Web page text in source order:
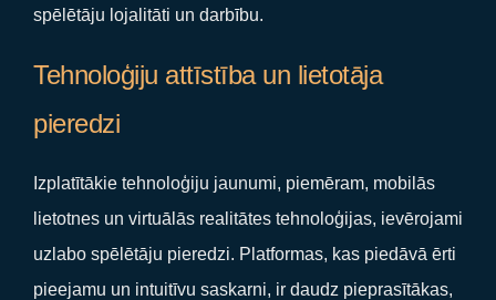
spēlētāju lojalitāti un darbību.
Tehnoloģiju attīstība un lietotāja
pieredzi
Izplatītākie tehnoloģiju jaunumi, piemēram, mobilās
lietotnes un virtuālās realitātes tehnoloģijas, ievērojami
uzlabo spēlētāju pieredzi. Platformas, kas piedāvā ērti
pieejamu un intuitīvu saskarni, ir daudz pieprasītākas,